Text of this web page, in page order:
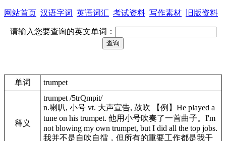
网站首页 汉语字词 英语词汇 考试资料 写作素材 旧版资料
请输入您要查询的英文单词：
单词 trumpet
释义
trumpet /5trQmpit/
n.喇叭, 小号 vt. 大声宣告, 鼓吹 【例】He played a
tune on his trumpet. 他用小号吹奏了一首曲子。I'm
not blowing my own trumpet, but I did all the top jobs.
我并不是自吹自擂，但所有的重要工作都是我干